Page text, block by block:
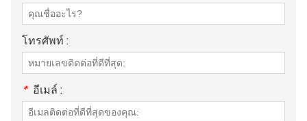
โทรศัพท์ :
* อีเมล์ :